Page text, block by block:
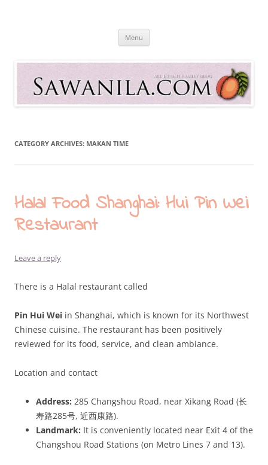
Sawanila.com
All In One Family Blog
Menu
CATEGORY ARCHIVES: MAKAN TIME
Halal Food Shanghai: Hui Pin Wei
Restaurant
Leave a reply
There is a Halal restaurant called
Pin Hui Wei in Shanghai, which is known for its Northwest
Chinese cuisine. The restaurant has been positively
reviewed for its food, service, and clean ambiance.
Location and contact
Address: 285 Changshou Road, near Xikang Road (长
寿路285号, 近西康路).
Landmark: It is conveniently located near Exit 4 of the
Changshou Road Stations (on Metro Lines 7 and 13).